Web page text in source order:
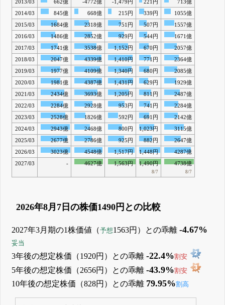
2013/03
662億 -4772億 -1,479円 221円
713億
2014/03
845億 668億 215円 339円
1055億
2015/03
1684億 2318億 751円 507円
1557億
2016/03
1486億 2852億 929円 544円
1671億
2017/03
1741億 3538億 1,152円 670円
2057億
2018/03
2047億 4339億 1,410円 771円
2364億
2019/03
1977億 4109億 1,340円 680円
2085億
2020/03
1981億 4387億 1,431円 629円
1929億
2021/03
2434億 3693億 1,205円 811円
2487億
2022/03
2284億 2928億 953円 741円
2284億
2023/03
2528億 1826億 592円 691円
2142億
2024/03
2943億 2468億 800円 1,023円
3115億
2025/03
2677億 2786億 925円 882円
2647億
2026/03
3023億 4548億 1,517円 1,448円
4287億
2027/03
- 4627億 1,563円 1,490円
8/7
4738億
8/7
2026年8月7日の株価1490円との比較
2027年3月期の1株価値（予想1563円）との乖離-4.67%
妥当
3年後の想定株価（1920円）との乖離-22.4%割安
5年後の想定株価（2656円）との乖離-43.9%割安
10年後の想定株価（828円）との乖離 79.95%割高